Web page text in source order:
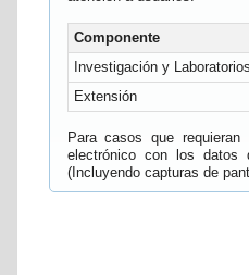
Componente
Investigación y Laboratorios
Extensión
Para casos que
electrónico con los datos
(Incluyendo capturas de